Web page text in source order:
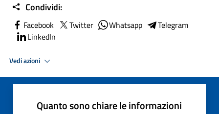
Condividi:
Facebook Twitter Whatsapp
Telegram
LinkedIn
Vedi azioni
Quanto sono chiare le informazioni